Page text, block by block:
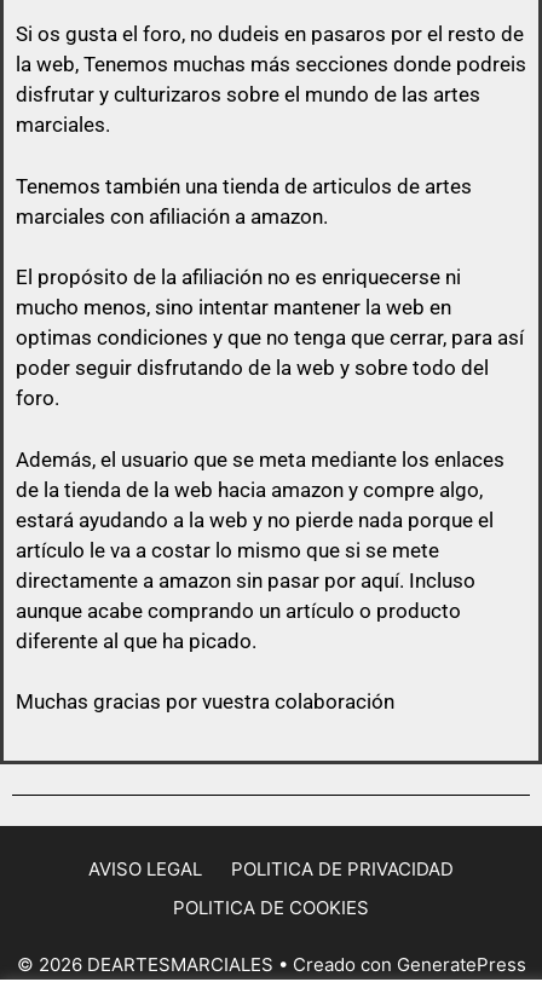
Si os gusta el foro, no dudeis en pasaros por el resto de
la web, Tenemos muchas más secciones donde podreis
disfrutar y culturizaros sobre el mundo de las artes
marciales.
Tenemos también una tienda de articulos de artes
marciales con afiliación a amazon.
El propósito de la afiliación no es enriquecerse ni
mucho menos, sino intentar mantener la web en
optimas condiciones y que no tenga que cerrar, para así
poder seguir disfrutando de la web y sobre todo del
foro.
Además, el usuario que se meta mediante los enlaces
de la tienda de la web hacia amazon y compre algo,
estará ayudando a la web y no pierde nada porque el
artículo le va a costar lo mismo que si se mete
directamente a amazon sin pasar por aquí. Incluso
aunque acabe comprando un artículo o producto
diferente al que ha picado.
Muchas gracias por vuestra colaboración
AVISO LEGAL
POLITICA DE PRIVACIDAD
POLITICA DE COOKIES
© 2026 DEARTESMARCIALES • Creado con GeneratePress